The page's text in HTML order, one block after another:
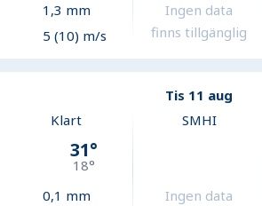
1,3 mm
5 (10) m/s
Ingen data
finns tillgänglig
Tis 11 aug
Klart
31°
18°
0,1 mm
SMHI
Ingen data